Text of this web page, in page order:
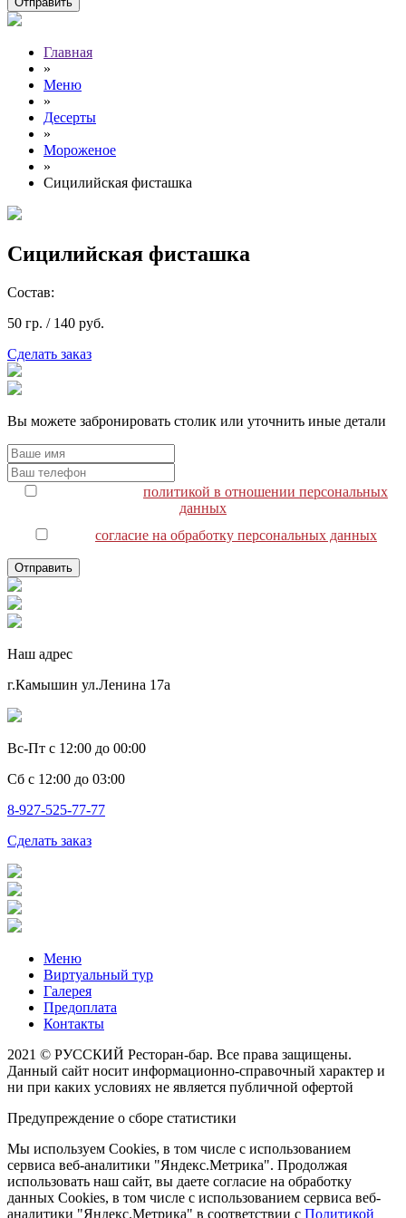
Главная
»
Меню
»
Десерты
»
Мороженое
»
Сицилийская фисташка
Сицилийская фисташка
Состав:
50 гр. / 140 руб.
Сделать заказ
Вы можете забронировать столик или уточнить иные детали
политикой в отношении персональных
данных
согласие на обработку персональных данных
Наш адрес
г.Камышин ул.Ленина 17а
Вс-Пт с 12:00 до 00:00
Сб с 12:00 до 03:00
8-927-525-77-77
Сделать заказ
Меню
Виртуальный тур
Галерея
Предоплата
Контакты
2021 © РУССКИЙ Ресторан-бар. Все права защищены.
Данный сайт носит информационно-справочный характер и
ни при каких условиях не является публичной офертой
Предупреждение о сборе статистики
Мы используем Cookies, в том числе с использованием
сервиса веб-аналитики "Яндекс.Метрика". Продолжая
использовать наш сайт, вы даете согласие на обработку
данных Cookies, в том числе с использованием сервиса веб-
аналитики "Яндекс.Метрика" в соответствии с Политикой